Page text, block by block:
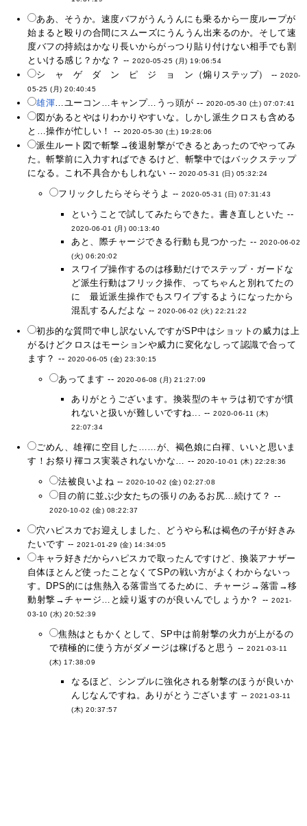
ああ、そうか。速度バフがうんうんにも乗るから一度ループが
始まると殴りの合間にスムーズにうんうん出来るのか。そして速
度バフの持続はかなり長いからがっつり貼り付けない相手でも割
といける感じ？かな？ --2020-05-25 (月) 19:06:54
シ ャ ゲ ダ ン ピ ジ ョ ン（煽りステップ） --2020-
05-25 (月) 20:40:45
雄渾…ユーコン…キャンプ…うっ頭が -- 2020-05-30 (土) 07:07:41
図があるとやはりわかりやすいな。しかし派生クロスも含める
と…操作が忙しい！ -- 2020-05-30 (土) 19:28:06
派生ルート図で斬撃→後退射撃ができるとあったのでやってみ
た。斬撃前に入力すればできるけど、斬撃中ではバックステップ
になる。これ不具合かもしれない -- 2020-05-31 (日) 05:32:24
フリックしたらそらそうよ --2020-05-31 (日) 07:31:43
ということで試してみたらできた。書き直しといた --
2020-06-01 (月) 00:13:40
あと、際チャージできる行動も見つかった -- 2020-06-02
(火) 06:20:02
スワイプ操作するのは移動だけでステップ・ガードな
ど派生行動はフリック操作、ってちゃんと別れてたの
に 最近派生操作でもスワイプするようになったから
混乱するんだよな --2020-06-02 (火) 22:21:22
初歩的な質問で申し訳ないんですがSP中はショットの威力は上
がるけどクロスはモーションや威力に変化なしって認識で合って
ます？ -- 2020-06-05 (金) 23:30:15
あってます -- 2020-06-08 (月) 21:27:09
ありがとうございます。換装型のキャラは初ですが慣
れないと扱いが難しいですね... --2020-06-11 (木)
22:07:34
ごめん、雄褌に空目した……が、褐色娘に白褌、いいと思いま
す！お祭り褌コス実装されないかな… -- 2020-10-01 (木) 22:28:36
法被良いよね --2020-10-02 (金) 02:27:08
目の前に並ぶ少女たちの張りのあるお尻…続けて？ --
2020-10-02 (金) 08:22:37
穴ハピスカでお迎えしました、どうやら私は褐色の子が好きみ
たいです --2021-01-29 (金) 14:34:05
キャラ好きだからハピスカで取ったんですけど、換装アナザー
自体ほとんど使ったことなくてSPの戦い方がよくわからないっ
す。DPS的には焦熱入る落雷当てるために、チャージ→落雷→移
動射撃→チャージ…と繰り返すのが良いんでしょうか？ --2021-
03-10 (水) 20:52:39
焦熱はともかくとして、SP中は前射撃の火力が上がるの
で積極的に使う方がダメージは稼げると思う --2021-03-11
(木) 17:38:09
なるほど、シンプルに強化される射撃のほうが良いか
んじなんですね。ありがとうございます --2021-03-11
(木) 20:37:57